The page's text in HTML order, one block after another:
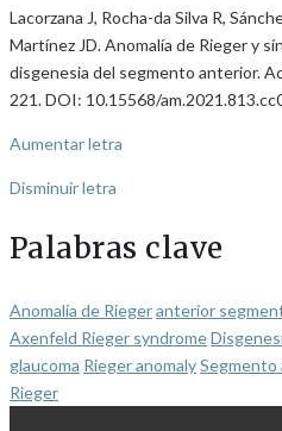
Lacorzana J, Rocha-da Silva R,
Martínez JD. Anomalía de Rieger y
disgenesia del segmento anterior.
221. DOI: 10.15568/
Aumentar letra
Disminuir letra
Palabras clave
Anomalía de Riegeranterior
Axenfeld Rieger syndrome
glaucoma Rieger anomaly
Rieger